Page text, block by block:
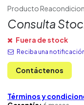
Producto
Consulta
Fuera de stock
Reciba una
Contáctenos
Términos y